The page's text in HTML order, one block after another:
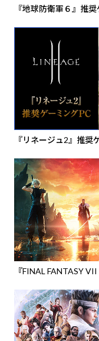
『地球防衛軍６』推
『リネージュ2』推奨
『FINAL FANTASY